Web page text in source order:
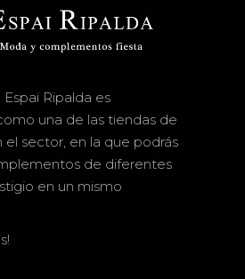
Ripalda es
una de las tiendas de
sector, en la que podrás
de diferentes
en un mismo